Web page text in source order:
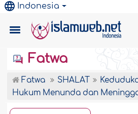
Indonesia
Fatwa
Fatwa SHALAT
Hukum Menunda dan